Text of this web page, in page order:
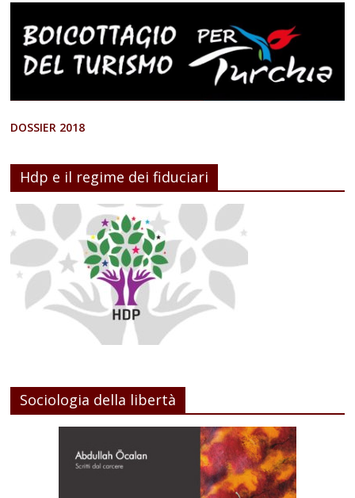
DOSSIER 2018
Hdp e il regime dei fiduciari
Sociologia della libertà